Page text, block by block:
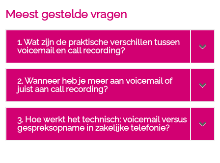
Meest gestelde vragen
1. Wat zijn de praktische verschillen tussen
voicemail en call recording?
2. Wanneer heb je meer aan voicemail of
juist aan call recording?
3. Hoe werkt het technisch: voicemail versus
gespreksopname in zakelijke telefonie?